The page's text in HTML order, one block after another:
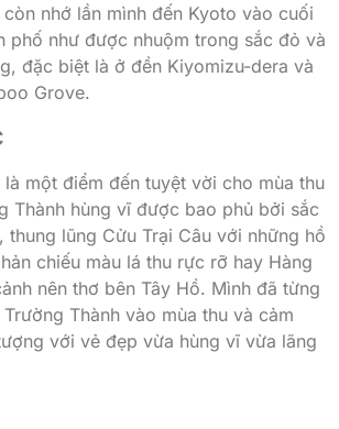
nhớ lần mình đến Kyoto vào cuối
phố như được nhuộm trong sắc đỏ và
đặc biệt là ở đền Kiyomizu-dera và
Grove.
là một điểm đến tuyệt vời cho mùa thu
Thành hùng vĩ được bao phủ bởi sắc
thung lũng Cửu Trại Câu với những hồ
chiếu màu lá thu rực rỡ hay Hàng
nên thơ bên Tây Hồ. Mình đã từng
Thành vào mùa thu và cảm
với vẻ đẹp vừa hùng vĩ vừa lãng